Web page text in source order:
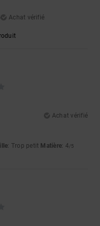
Achat vérifié
Achat vérifié
: Trop petit Matière: 4/5